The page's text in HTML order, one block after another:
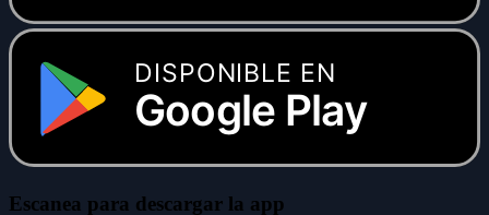
DISPONIBLE EN
Google Play
Escanea para descargar la app